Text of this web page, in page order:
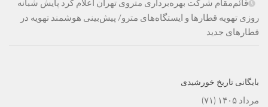
قائم‌مقام شرکت بهره‌برداری متروی تهران اعلام کرد پایش شبانه
روزی تهویه قطارها و ایستگاه‌های مترو/ پیش‌بینی هوشمند تهویه در
قطارهای جدید
بایگانی تاریخ خورشیدی
مرداد ۱۴۰۵
(۷۱)